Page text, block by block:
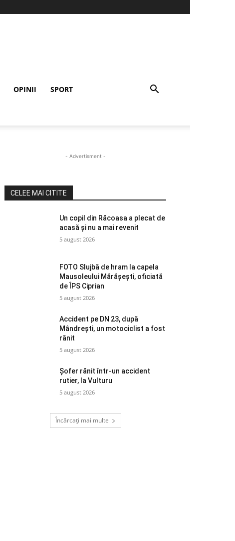
OPINII SPORT
- Advertisment -
CELEE MAI CITITE
Un copil din Răcoasa a plecat de
acasă și nu a mai revenit
5 august 2026
FOTO Slujbă de hram la capela
Mausoleului Mărășești, oficiată
de ÎPS Ciprian
5 august 2026
Accident pe DN 23, după
Mândrești, un motociclist a fost
rănit
5 august 2026
Șofer rănit într-un accident
rutier, la Vulturu
5 august 2026
Încărcați mai multe